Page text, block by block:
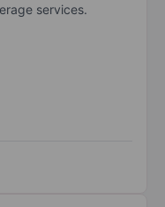
services.